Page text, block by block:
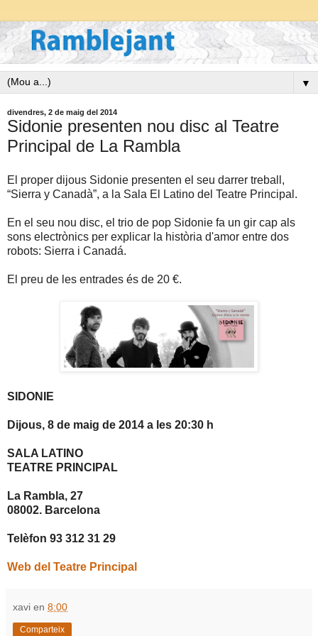
▼
divendres, 2 de maig del 2014
Sidonie presenten nou disc al Teatre
Principal de La Rambla
El proper dijous Sidonie presenten el seu darrer treball,
“Sierra y Canadà”, a la Sala El Latino del Teatre Principal.
En el seu nou disc, el trio de pop Sidonie fa un gir cap als
sons electrònics per explicar la història d'amor entre dos
robots: Sierra i Canadá.
El preu de les entrades és de 20 €.
SIDONIE
Dijous, 8 de maig de 2014 a les 20:30 h
SALA LATINO
TEATRE PRINCIPAL
La Rambla, 27
08002. Barcelona
Telèfon 93 312 31 29
Web del Teatre Principal
xavi en 8:00
Comparteix